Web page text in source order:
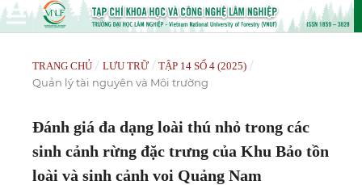
TRANG CHỦ / LƯU TRỮ / TẬP 14 SỐ 4 (2025) /
Quản lý tài nguyên và Môi trường
Đánh giá đa dạng loài thú nhỏ trong các
sinh cảnh rừng đặc trưng của Khu Bảo tồn
loài và sinh cảnh voi Quảng Nam